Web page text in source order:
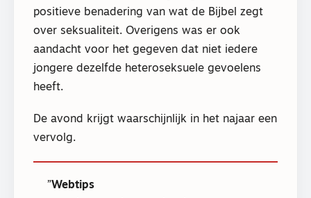
positieve benadering van wat de Bijbel zegt
over seksualiteit. Overigens was er ook
aandacht voor het gegeven dat niet iedere
jongere dezelfde heteroseksuele gevoelens
heeft.
De avond krijgt waarschijnlijk in het najaar een
vervolg.
Webtips